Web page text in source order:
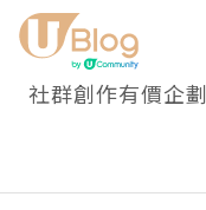
社群創作有價企劃